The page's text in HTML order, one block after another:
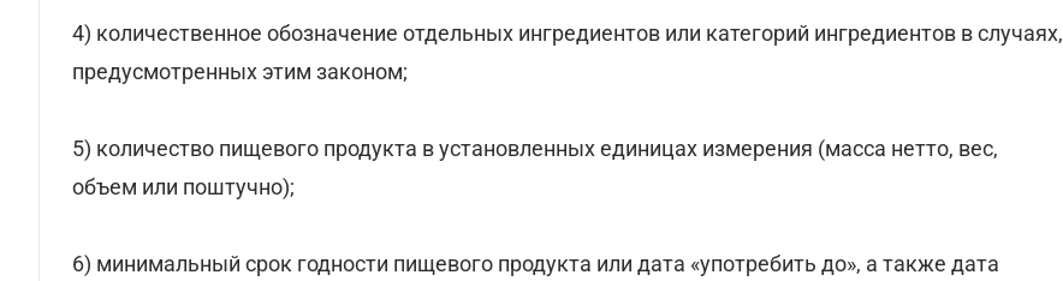
4) количественное обозначение отдельных ингредиентов или категорий ингредиентов в случаях,
предусмотренных этим законом;
5) количество пищевого продукта в установленных единицах измерения (масса нетто, вес,
объем или поштучно);
6) минимальный срок годности пищевого продукта или дата «употребить до», а также дата